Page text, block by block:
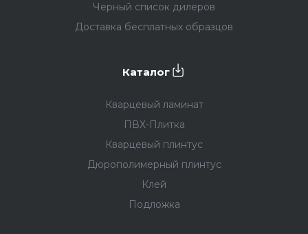
Черный список дилеров
Доставка бесплатных образцов
Каталог
Кварцевый ламинат
ПВХ-Плитка
Кварцевый плинтус
Дюрополимерный плинтус
Клей
Подложка